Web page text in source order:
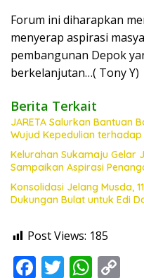
Forum ini diharapkan
menyerap aspirasi
pembangunan Depok
berkelanjutan…( Tony Y)
Berita Terkait
JARETA Salurkan Bantuan
Wujud Kepedulian
Kelurahan Sukamaju Gelar
Sampaikan Aspirasi
Konsolidasi Jelang Musda,
Dukungan Bulat untuk Edi
Post Views: 185
F T W